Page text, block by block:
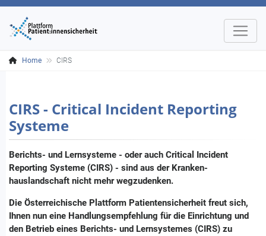
Home CIRS
CIRS - Critical Incident Reporting
Systeme
Berichts- und Lernsysteme - oder auch Critical Incident
Reporting Systeme (CIRS) - sind aus der Kranken­
hauslandschaft nicht mehr wegzudenken.
Die Österreichische Plattform Patientensicherheit freut sich,
Ihnen nun eine Handlungs­empfehlung für die Einrichtung und
den Betrieb eines Berichts- und Lernsystemes (CIRS) zu